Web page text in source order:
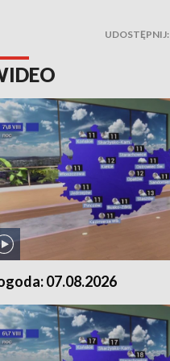
UDOSTĘPNIJ:
07.08.2026